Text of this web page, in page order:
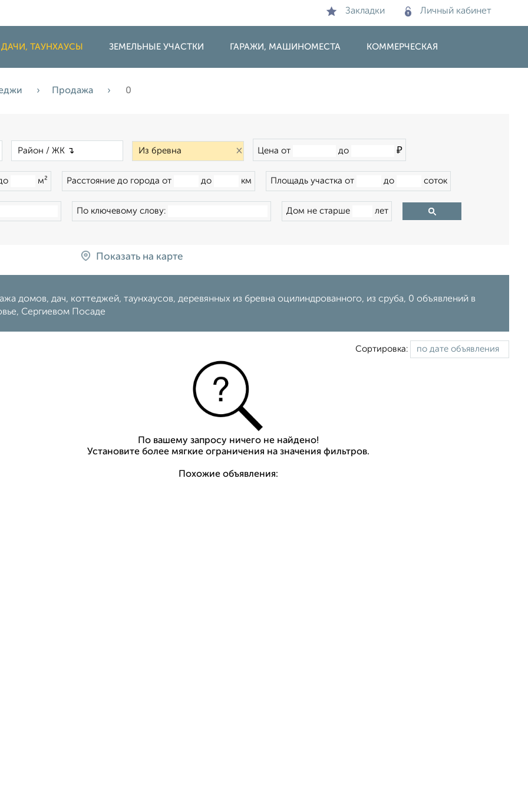
Закладки Личный кабинет
ТАУНХАУСЫ ЗЕМЕЛЬНЫЕ УЧАСТКИ ГАРАЖИ, МАШИНОМЕСТА КОММЕРЧЕСКАЯ
Продажа 0
× Цена от до ₽
м² Расстояние до города от до км Площадь участка от до соток
По ключевому слову: Дом не старше лет
Показать на карте
домов, дач, коттеджей, таунхаусов, деревянных из бревна оцилиндрованного, из сруба, 0 объявлений в
Сергиевом Посаде
Сортировка:
По вашему запросу ничего не найдено!
Установите более мягкие ограничения на значения фильтров.
Похожие объявления: